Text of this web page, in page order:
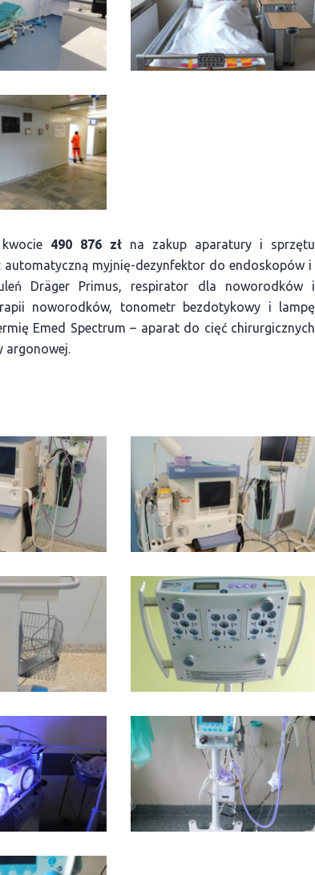
490 876 złna zakup aparatury i sprzętu
myjnię-dezynfektor do endoskopów i
Dräger Primus, respirator dla noworodków i
noworodków, tonometr bezdotykowy i lampę
Emed Spectrum – aparat do cięć chirurgicznych
argonowej.